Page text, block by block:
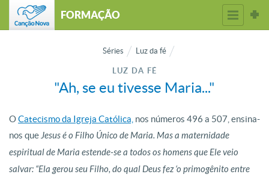
FORMAÇÃO
Séries Luz da fé
LUZ DA FÉ
"Ah, se eu tivesse Maria..."
OCatecismo da Igreja Católica, nos números 496 a 507, ensina-
nos queJesus é o Filho Único de Maria. Mas a maternidade
espiritual de Maria estende-se a todos os homens que Ele veio
salvar: “Ela gerou seu Filho, do qual Deus fez ‘o primogênito entre